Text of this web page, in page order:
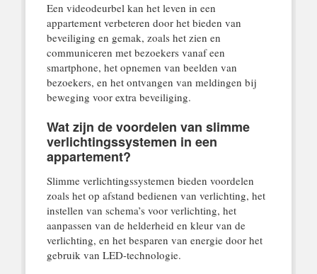
Een videodeurbel kan het leven in een
appartement verbeteren door het bieden van
beveiliging en gemak, zoals het zien en
communiceren met bezoekers vanaf een
smartphone, het opnemen van beelden van
bezoekers, en het ontvangen van meldingen bij
beweging voor extra beveiliging.
Wat zijn de voordelen van slimme
verlichtingssystemen in een
appartement?
Slimme verlichtingssystemen bieden voordelen
zoals het op afstand bedienen van verlichting, het
instellen van schema’s voor verlichting, het
aanpassen van de helderheid en kleur van de
verlichting, en het besparen van energie door het
gebruik van LED-technologie.